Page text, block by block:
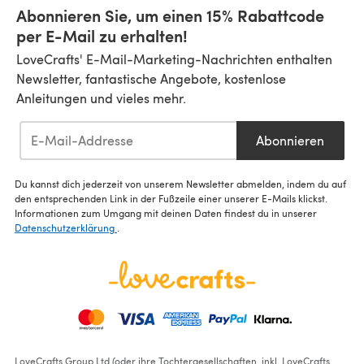
Abonnieren Sie, um einen 15% Rabattcode
per E-Mail zu erhalten!
LoveCrafts' E-Mail-Marketing-Nachrichten enthalten
Newsletter, fantastische Angebote, kostenlose
Anleitungen und vieles mehr.
Abonnieren
Du kannst dich jederzeit von unserem Newsletter abmelden, indem du auf
den entsprechenden Link in der Fußzeile einer unserer E-Mails klickst.
Informationen zum Umgang mit deinen Daten findest du in unserer
Datenschutzerklärung
LoveCrafts Group Ltd (oder ihre Tochtergesellschaften, inkl. LoveCrafts